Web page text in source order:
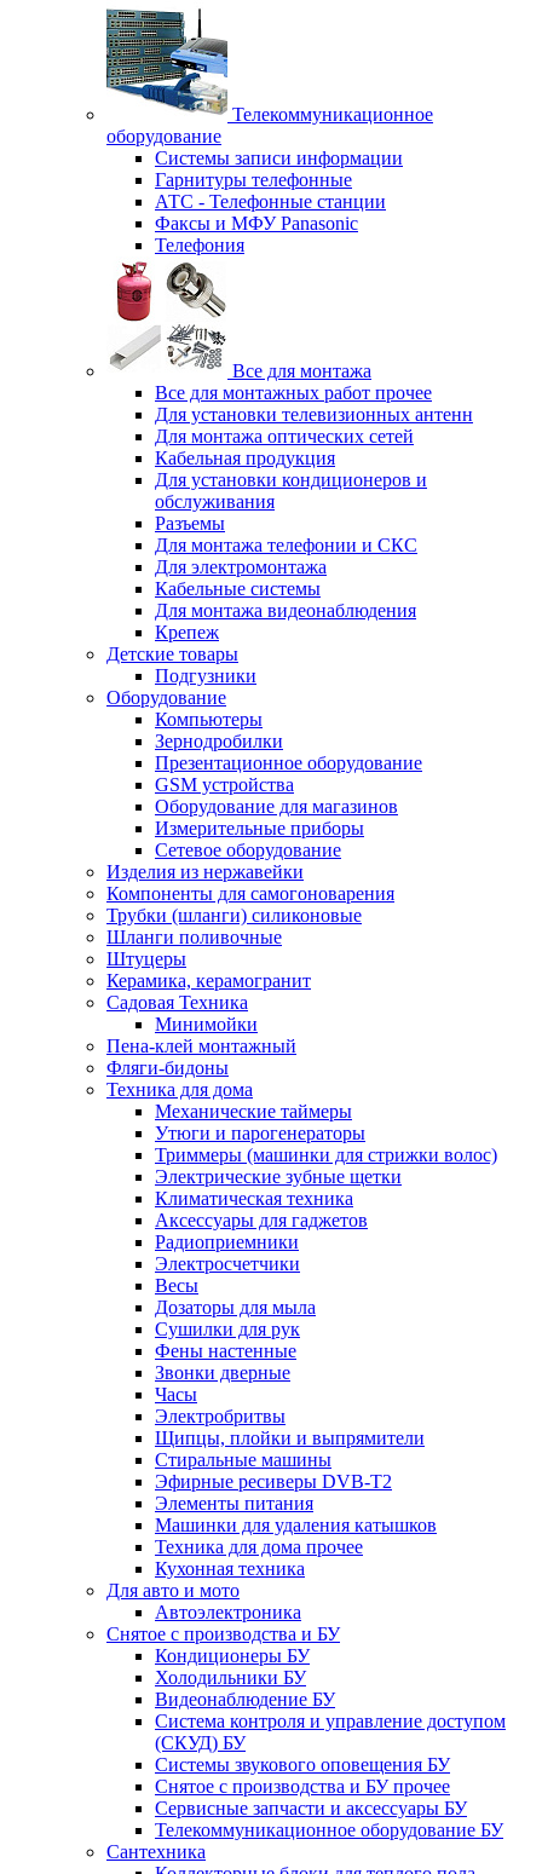
Телекоммуникационное
оборудование
Системы записи информации
Гарнитуры телефонные
АТС - Телефонные станции
Факсы и МФУ Panasonic
Телефония
Все для монтажа
Все для монтажных работ прочее
Для установки телевизионных антенн
Для монтажа оптических сетей
Кабельная продукция
Для установки кондиционеров и
обслуживания
Разъемы
Для монтажа телефонии и СКС
Для электромонтажа
Кабельные системы
Для монтажа видеонаблюдения
Крепеж
Детские товары
Подгузники
Оборудование
Компьютеры
Зернодробилки
Презентационное оборудование
GSM устройства
Оборудование для магазинов
Измерительные приборы
Сетевое оборудование
Изделия из нержавейки
Компоненты для самогоноварения
Трубки (шланги) силиконовые
Шланги поливочные
Штуцеры
Керамика, керамогранит
Садовая Техника
Минимойки
Пена-клей монтажный
Фляги-бидоны
Техника для дома
Механические таймеры
Утюги и парогенераторы
Триммеры (машинки для стрижки волос)
Электрические зубные щетки
Климатическая техника
Аксессуары для гаджетов
Радиоприемники
Электросчетчики
Весы
Дозаторы для мыла
Сушилки для рук
Фены настенные
Звонки дверные
Часы
Электробритвы
Щипцы, плойки и выпрямители
Стиральные машины
Эфирные ресиверы DVB-T2
Элементы питания
Машинки для удаления катышков
Техника для дома прочее
Кухонная техника
Для авто и мото
Автоэлектроника
Снятое с производства и БУ
Кондиционеры БУ
Холодильники БУ
Видеонаблюдение БУ
Система контроля и управление доступом
(СКУД) БУ
Системы звукового оповещения БУ
Снятое с производства и БУ прочее
Сервисные запчасти и аксессуары БУ
Телекоммуникационное оборудование БУ
Сантехника